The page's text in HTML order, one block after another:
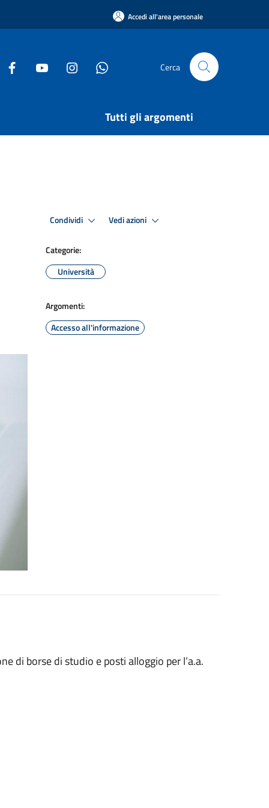
Accedi all'area personale
Cerca
Tutti gli argomenti
Condividi Vedi azioni
Categorie:
Università
Argomenti:
Accesso all'informazione
di borse di studio e posti alloggio per l’a.a.